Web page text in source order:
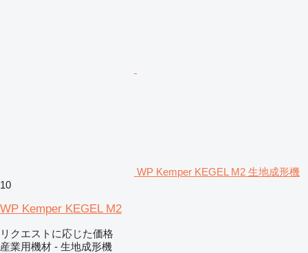
WP Kemper KEGEL M2 生地成形機
10
WP Kemper KEGEL M2
リクエストに応じた価格
産業用機材 - 生地成形機